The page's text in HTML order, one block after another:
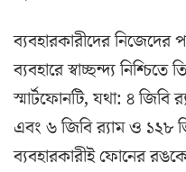
ব্যবহারকারীদের
ব্যবহারে স্বাচ্ছন্দ্য
স্মার্টফোনটি, যথা: ৪
এবং ৬ জিবি র‌্যাম ও ১২৮
ব্যবহারকারীই ফোনের